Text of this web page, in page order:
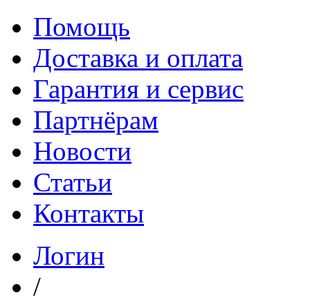
Помощь
Доставка и оплата
Гарантия и сервис
Партнёрам
Новости
Статьи
Контакты
Логин
/